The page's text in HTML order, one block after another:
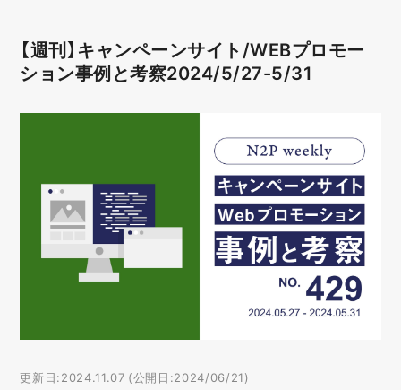
【週刊】キャンペーンサイト/WEBプロモー
ション事例と考察2024/5/27-5/31
更新日:2024.11.07 (公開日:2024/06/21)